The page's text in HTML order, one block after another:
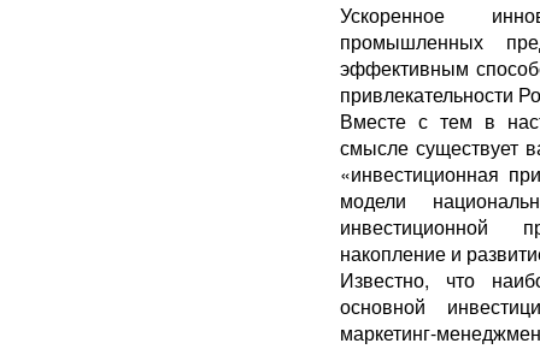
Ускоренное
промышленных
эффективным
привлекательности
Вместе с тем в
смысле существует
«инвестиционная
модели
инвестиционной
накопление и
Известно, что
основной
маркетинг-